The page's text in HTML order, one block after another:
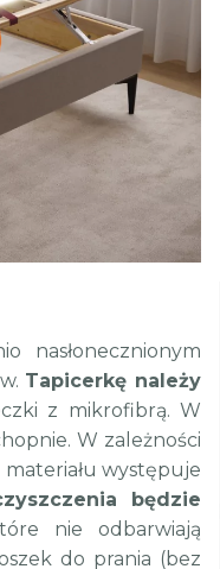
nasłonecznionym
Tapicerkę należy
z mikrofibrą. W
W zależności
występuje
będzie
nie odbarwiają
do prania (bez